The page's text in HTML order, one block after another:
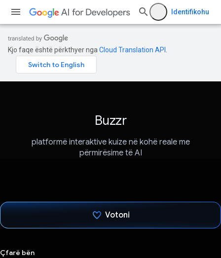
Identifikohu
Kjo faqe është përkthyer nga Cloud Translation API
Buzzr
platformë interaktive kuize në kohë reale me
përmirësime të AI
Votoni
Çfarë bën